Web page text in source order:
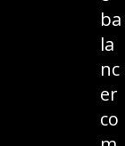
ba
la
nc
er
co